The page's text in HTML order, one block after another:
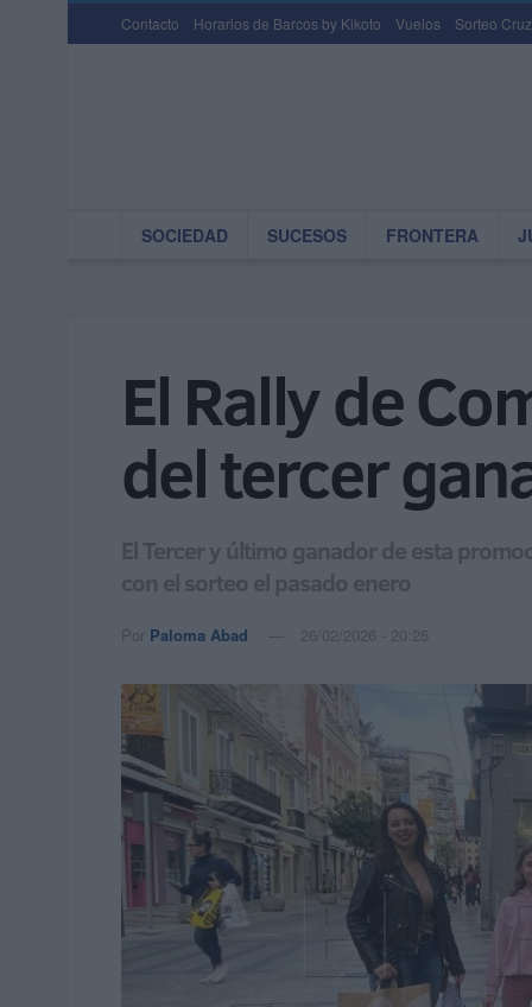
Contacto Horarios de Barcos by Kikoto Vuelos Sorteo
SOCIEDAD SUCESOS FRONTERA
El Rally de
del tercer
El Tercer y último ganador de esta
con el sorteo el pasado enero
Por Paloma Abad 26/02/2026 - 20:25